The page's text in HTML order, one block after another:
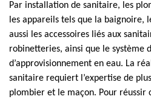
Par installation de sanitaire, les
les appareils tels que la baignoire,
aussi les accessoires liés aux
robinetteries, ainsi que le système
d’approvisionnement en eau. La
sanitaire requiert l’expertise de
plombier et le maçon. Pour réussir